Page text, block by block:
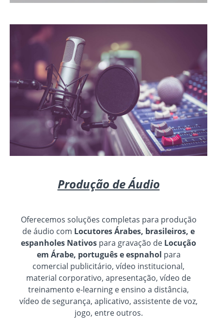
Produção de Áudio
Oferecemos soluções completas para produção
de áudio com Locutores Árabes, brasileiros, e
espanholes Nativos para gravação de Locução
em Árabe, português e espnahol para
comercial publicitário, vídeo institucional,
material corporativo, apresentação, vídeo de
treinamento e-learning e ensino a distância,
vídeo de segurança, aplicativo, assistente de voz,
jogo, entre outros.